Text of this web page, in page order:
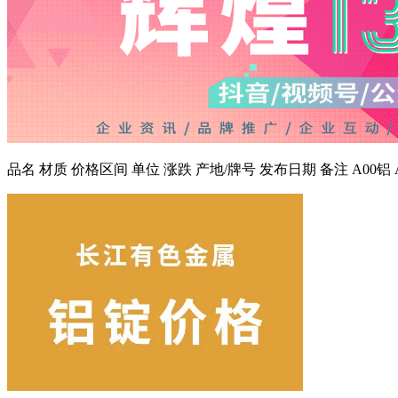
品名 材质 价格区间 单位 涨跌 产地/牌号 发布日期 备注 A00